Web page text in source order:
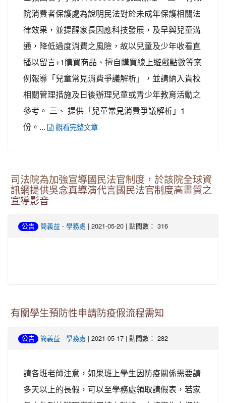
院消費者保護處為說明民法對於未成年保護相關法
律效果，並提醒家長因應科技發展，及早與兒童溝
通，降低過度消費之風險，故以兒童及少年收看直
播以留言+1購買商品、擅自購買線上遊戲點數等案
例報導「兒童常見消費爭議解析」，並請納入貴校
相關管理措施及日後辦理兒童或青少年教育活動之
參考。 三、 提供「兒童常見消費爭議解析」1
份。...
觀看完整文章
司法院為加強宣導國民法官制度，於該院全球資
訊網提供吳念真導演代言國民法官制度高畫質之
宣導影音
公告 簡義益 - 學務處 | 2021-05-20 | 點閱數： 316
有關學生預防性申請防疫假流程需知
公告 簡義益 - 學務處 | 2021-05-17 | 點閱數： 282
請各班老師注意，如果班上學生因防疫關係需要請
多天以上的長假，可以至學務處領取請假表，若家